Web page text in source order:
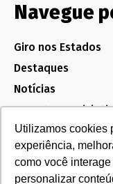
Utilizamos cookies
experiência,
como você
personalizar
Navegue
Giro nos Estados
Destaques
Notícias
Assuntos
Política Sindical e
Destaques do
Notícias do